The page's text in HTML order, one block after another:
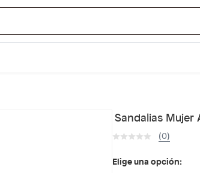
e
Sandalias Mujer
(0)
Elige una opción: